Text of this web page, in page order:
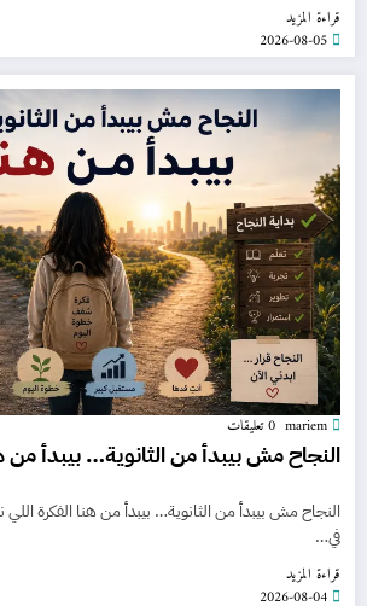
قراءة المزيد
2026-08-05
mariem 0 تعليقات
النجاح مش بيبدأ من الثانوية… بيبدأ من
النجاح مش بيبدأ من الثانوية… بيبدأ من هنا الفكرة
في…
قراءة المزيد
2026-08-04